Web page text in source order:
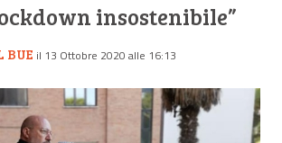
insostenibile”
BUE il 13 Ottobre 2020 alle 16:13